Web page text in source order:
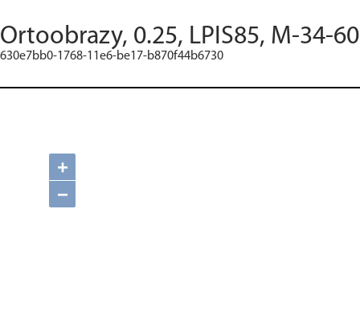
Ortoobrazy, 0.25, LPIS85, M-34-
630e7bb0-1768-11e6-be17-b870f44b6730
+
−